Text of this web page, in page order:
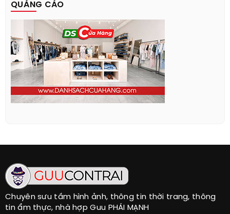
QUẢNG CÁO
Chuyên sưu tầm hình ảnh, thông tin thời trang, thông
tin ẩm thực, nhà hợp Guu PHÁI MẠNH